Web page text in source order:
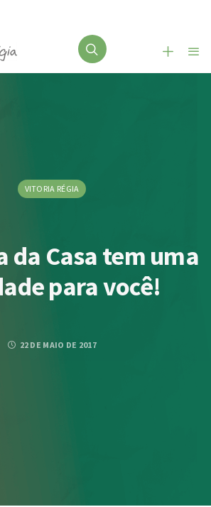
VITORIA RÉGIA
da Casa tem uma
para você!
22 DE MAIO DE 2017